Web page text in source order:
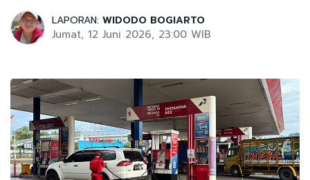
LAPORAN: WIDODO BOGIARTO
Jumat, 12 Juni 2026, 23:00 WIB